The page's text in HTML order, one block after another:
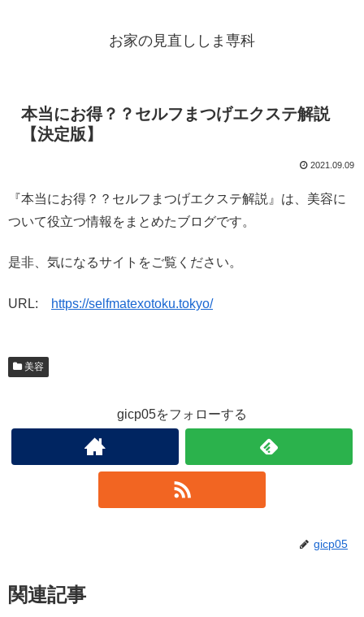
お家の見直ししま専科
本当にお得？？セルフまつげエクステ解説
【決定版】
2021.09.09
『本当にお得？？セルフまつげエクステ解説』は、美容に
ついて役立つ情報をまとめたブログです。
是非、気になるサイトをご覧ください。
URL: https://selfmatexotoku.tokyo/
美容
gicp05をフォローする
gicp05
関連記事